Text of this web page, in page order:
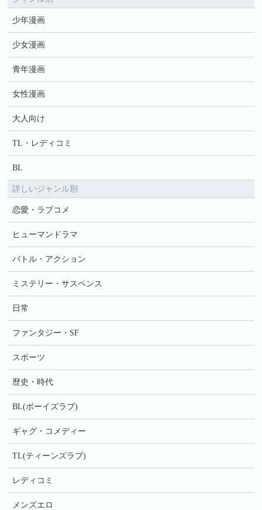
少年漫画
少女漫画
青年漫画
女性漫画
大人向け
TL・レディコミ
BL
詳しいジャンル別
恋愛・ラブコメ
ヒューマンドラマ
バトル・アクション
ミステリー・サスペンス
日常
ファンタジー・SF
スポーツ
歴史・時代
BL(ボーイズラブ)
ギャグ・コメディー
TL(ティーンズラブ)
レディコミ
メンズエロ